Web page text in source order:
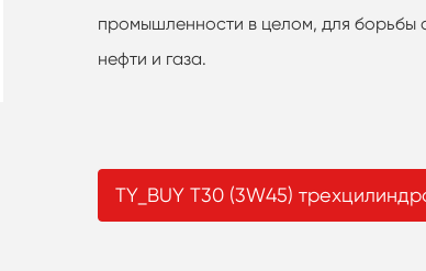
промышленности в целом, для борьбы
нефти и газа.
TY_BUY T30 (3W45)